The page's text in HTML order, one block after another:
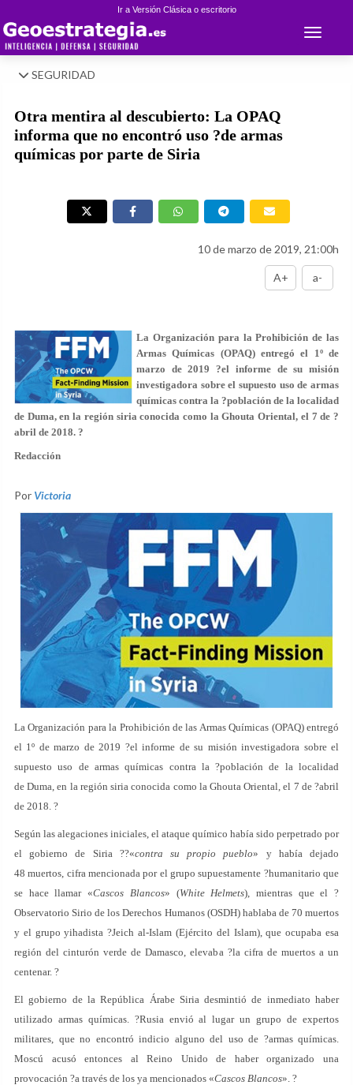
Ir a Versión Clásica o escritorio
Toggle
SEGURIDAD
Otra mentira al descubierto: La OPAQ
informa que no encontró uso ?de armas
químicas por parte de Siria
10 de marzo de 2019, 21:00h
A+ a-
La Organización para la Prohibición de las
Armas Químicas (OPAQ) entregó el 1º de
marzo de 2019 ?el informe de su misión
investigadora sobre el supuesto uso de armas
químicas contra la ?población de la localidad
de Duma, en la región siria conocida como la Ghouta Oriental, el 7 de ?
abril de 2018. ?
Redacción
Por Victoria
La Organización para la Prohibición de las Armas Químicas (OPAQ) entregó
el 1º de marzo de 2019 ?el informe de su misión investigadora sobre el
supuesto uso de armas químicas contra la ?población de la localidad
de Duma, en la región siria conocida como la Ghouta Oriental, el 7 de ?abril
de 2018. ?
Según las alegaciones iniciales, el ataque químico había sido perpetrado por
el gobierno de Siria ??«contra su propio pueblo» y había dejado
48 muertos, cifra mencionada por el grupo supuestamente ?humanitario que
se hace llamar «Cascos Blancos» (White Helmets), mientras que el ?
Observatorio Sirio de los Derechos Humanos (OSDH) hablaba de 70 muertos
y el grupo yihadista ?Jeich al-Islam (Ejército del Islam), que ocupaba esa
región del cinturón verde de Damasco, elevaba ?la cifra de muertos a un
centenar. ?
El gobierno de la República Árabe Siria desmintió de inmediato haber
utilizado armas químicas. ?Rusia envió al lugar un grupo de expertos
militares, que no encontró indicio alguno del uso de ?armas químicas.
Moscú acusó entonces al Reino Unido de haber organizado una
provocación ?a través de los ya mencionados «Cascos Blancos». ?